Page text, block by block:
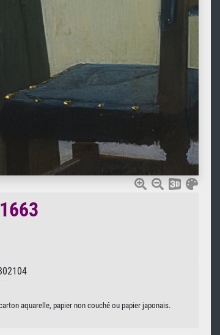
aquarelle, papier non couché ou papier japonais.